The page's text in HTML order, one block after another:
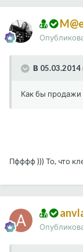
В 05.03.2014
Как бы продажи
Пфффф ))) То, что